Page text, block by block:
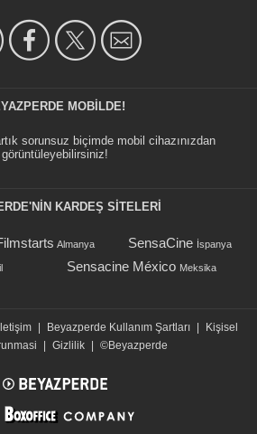
MOBILDE!
sorunsuz biçimde mobil cihazınızdan
görüntüleyebilirsiniz!
KARDEŞ SİTELERİ
Almanya SensaCine İspanya
Sensacine México Meksika
| Beyazperde Kullanım Şartları |
Kişisel
| Gizlilik | ©Beyazperde